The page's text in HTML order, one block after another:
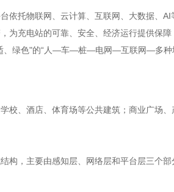
依托物联网、云计算、互联网、大数据、
为充电站的可靠、安全、经济运行提供保
、绿色"的“人—车—桩—电网—互联网—多种
校、酒店、体育场等公共建筑；商业广场
构，主要由感知层、网络层和平台层三个部